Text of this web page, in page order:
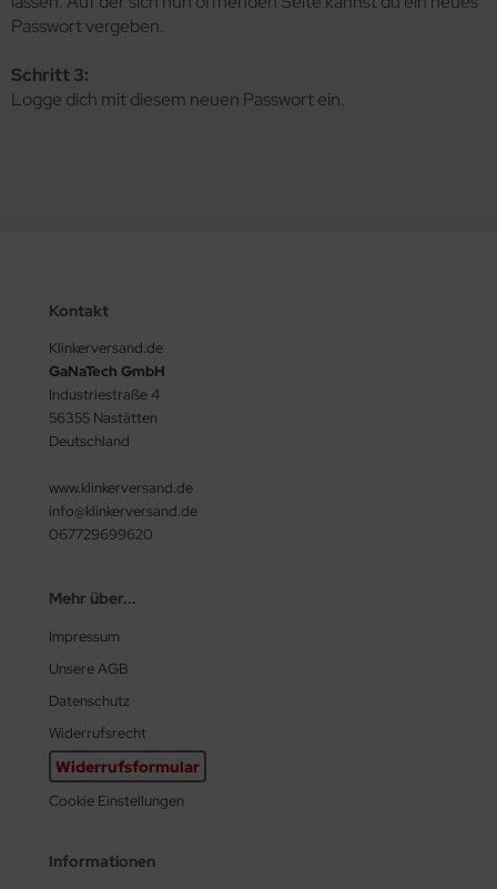
Passwort vergeben.
Schritt 3:
Logge dich mit diesem neuen Passwort ein.
Kontakt
Klinkerversand.de
GaNaTech GmbH
Industriestraße 4
56355 Nastätten
Deutschland
www.klinkerversand.de
info@klinkerversand.de
067729699620
Mehr über...
Impressum
Unsere AGB
Datenschutz
Widerrufsrecht
Widerrufsformular
Cookie Einstellungen
Informationen